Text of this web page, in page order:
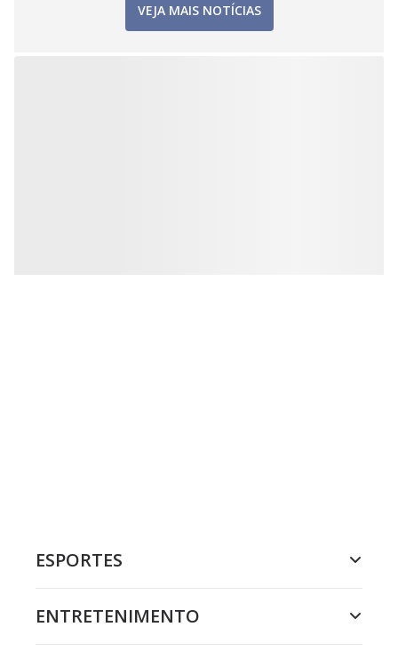
VEJA MAIS NOTÍCIAS
ESPORTES
ENTRETENIMENTO